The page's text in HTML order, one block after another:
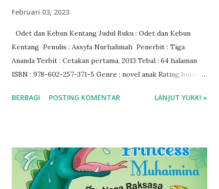
Februari 03, 2023
Odet dan Kebun Kentang Judul Buku : Odet dan Kebun
Kentang Penulis : Assyfa Nurhalimah Penerbit : Tiga
Ananda Terbit : Cetakan pertama, 2013 Tebal : 64 halaman
ISBN : 978-602-257-371-5 Genre : novel anak Rating buku :
BERBAGI POSTING KOMENTAR LANJUT YUKK! »